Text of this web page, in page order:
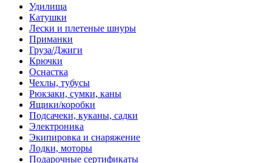
Удилища
Катушки
Лески и плетеные шнуры
Приманки
Груза/Джиги
Крючки
Оснастка
Чехлы, тубусы
Рюкзаки, сумки, каны
Ящики/коробки
Подсачеки, куканы, садки
Электроника
Экипировка и снаряжение
Лодки, моторы
Подарочные сертификаты